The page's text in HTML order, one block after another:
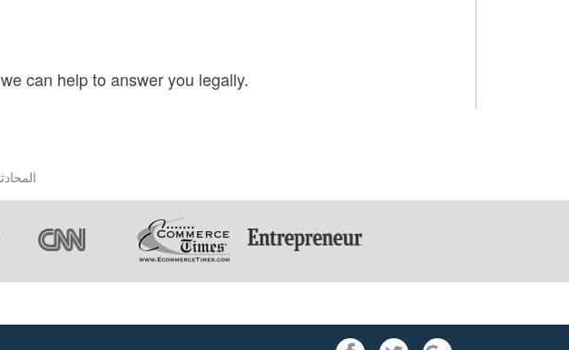
can help to answer you legally.